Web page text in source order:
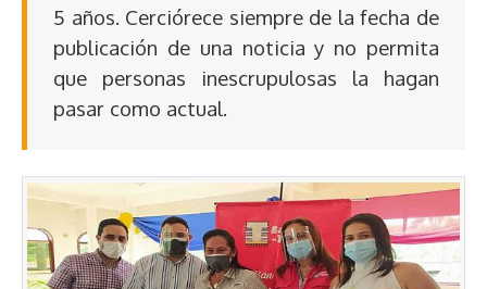
5 años. Cerciórece siempre de la fecha de
publicación de una noticia y no permita
que personas inescrupulosas la hagan
pasar como actual.